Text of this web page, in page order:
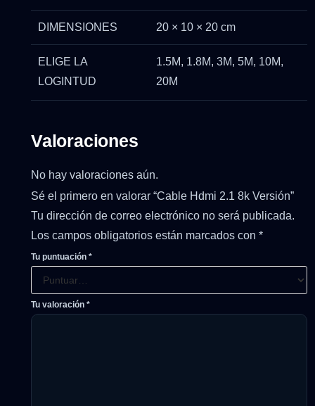
DIMENSIONES 20 × 10 × 20 cm
ELIGE LA
LOGINTUD
1.5M, 1.8M, 3M, 5M, 10M,
20M
Valoraciones
No hay valoraciones aún.
Sé el primero en valorar “Cable Hdmi 2.1 8k Versión”
Tu dirección de correo electrónico no será publicada.
Los campos obligatorios están marcados con *
Tu puntuación *
Tu valoración *